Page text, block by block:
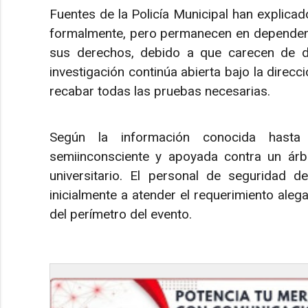
Fuentes de la Policía Municipal han
formalmente, pero permanecen en
sus derechos, debido a que carecen
investigación continúa abierta bajo la
recabar todas las pruebas necesarias.
Según la información conocida
semiinconsciente y apoyada contra un
universitario. El personal de seguridad
inicialmente a atender el requerimiento
del perímetro del evento.